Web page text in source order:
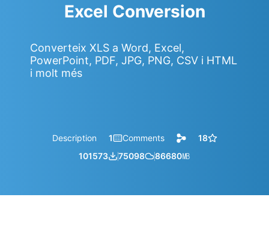
Excel Conversion
Converteix XLS a Word, Excel,
PowerPoint, PDF, JPG, PNG, CSV i HTML
i molt més
Description 1 Comments
18
101573
75098 86680㎆︎